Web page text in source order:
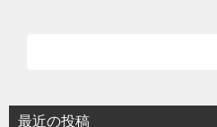
最近の投稿